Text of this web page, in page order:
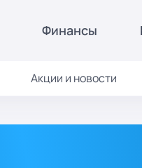
Финансы
Акции и новости